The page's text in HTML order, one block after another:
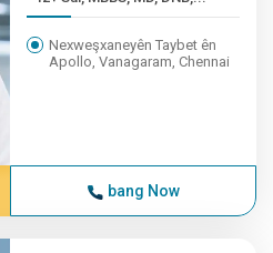
Nexweşxaneyên Taybet ên
Apollo, Vanagaram, Chennai
bang Now